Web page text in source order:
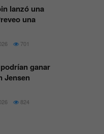
lanzó una
una
701
ganar
Jensen
824